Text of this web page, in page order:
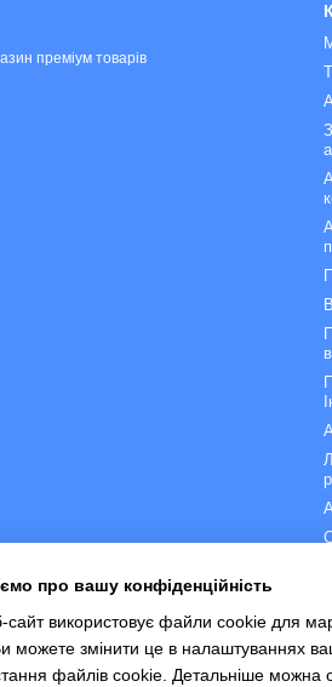
преміум товарів
про вашу конфіденційність
використовує файли cookie для
можете змінити це в налаштуваннях
файлів cookie. Детальніше можна